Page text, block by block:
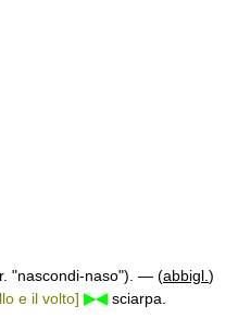
"nascondi-naso"). — (abbigl. )
e il volto] ▶◀sciarpa.